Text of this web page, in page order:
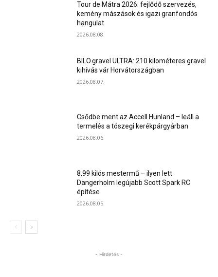
Tour de Mátra 2026: fejlődő szervezés,
kemény mászások és igazi granfondós
hangulat
2026.08.08.
BILO.gravel ULTRA: 210 kilométeres gravel
kihívás vár Horvátországban
2026.08.07.
Csődbe ment az Accell Hunland – leáll a
termelés a tószegi kerékpárgyárban
2026.08.06.
8,99 kilós mestermű – ilyen lett
Dangerholm legújabb Scott Spark RC
építése
2026.08.05.
- Hirdetés -